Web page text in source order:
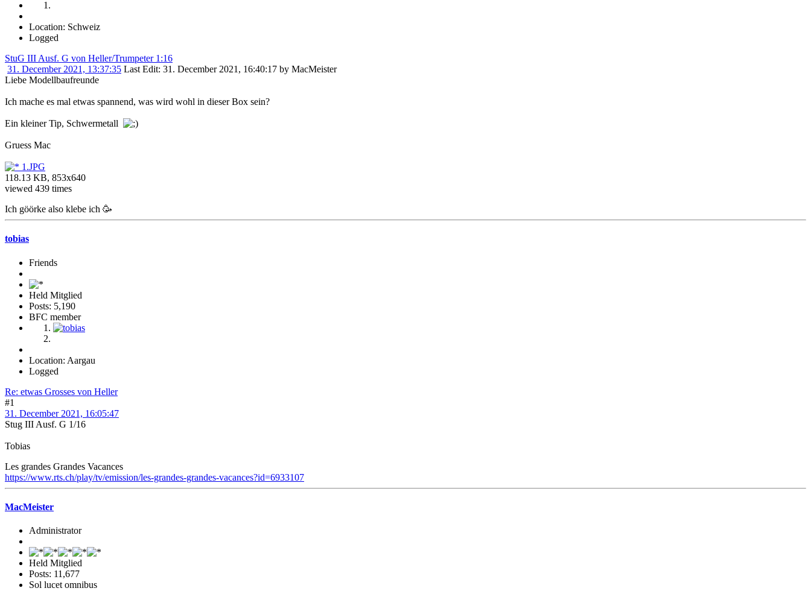
Location: Schweiz
Logged
StuG III Ausf. G von Heller/Trumpeter 1:16
31. December 2021, 13:37:35 Last Edit: 31. December 2021, 16:40:17 by MacMeister
Liebe Modellbaufreunde
Ich mache es mal etwas spannend, was wird wohl in dieser Box sein?
Ein kleiner Tip, Schwermetall
Gruess Mac
1.JPG
118.13 KB, 853x640
viewed 439 times
Ich göörke also klebe ich 🥳
tobias
Friends
Held Mitglied
Posts: 5,190
BFC member
Location: Aargau
Logged
Re: etwas Grosses von Heller
#1
31. December 2021, 16:05:47
Stug III Ausf. G 1/16
Tobias
Les grandes Grandes Vacances
https://www.rts.ch/play/tv/emission/les-grandes-grandes-vacances?id=6933107
MacMeister
Administrator
Held Mitglied
Posts: 11,677
Sol lucet omnibus